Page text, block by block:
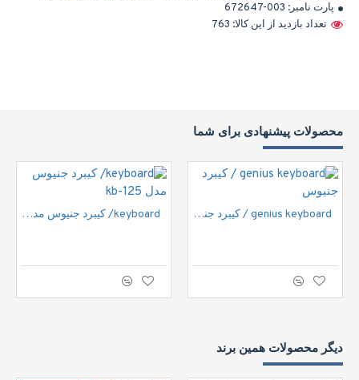
پارت نامبر: 672647-003
تعداد بازدید از این کالا: 763
محصولات پیشنهادی برای شما
genius keyboard / کیبرد جنیوس keyboard/ کیبرد جنیوس مدل kb-125
دیگر محصولات همین برند